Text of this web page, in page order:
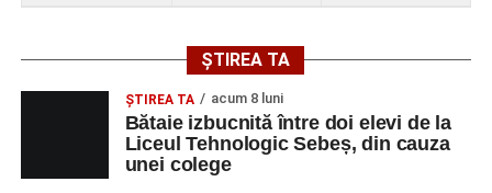
ȘTIREA TA
ŞTIREA TA acum 8 luni
Bătaie izbucnită între doi elevi de la
Liceul Tehnologic Sebeș, din cauza
unei colege